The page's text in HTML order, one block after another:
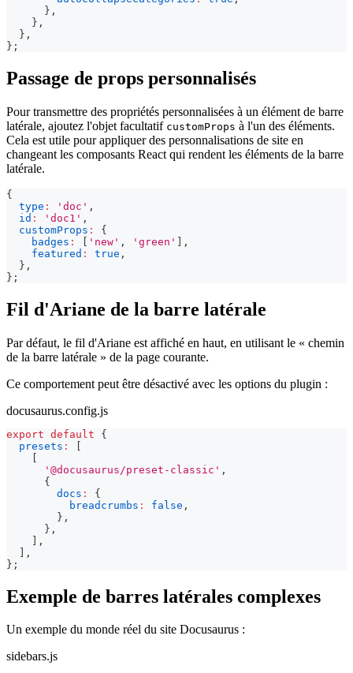
} ,
} ,
} ,
} ;
Passage de props personnalisés
Pour transmettre des propriétés personnalisées à un élément de barre
latérale, ajoutez l'objet facultatif customProps à l'un des éléments.
Cela est utile pour appliquer des personnalisations de site en
changeant les composants React qui rendent les éléments de la barre
latérale.
{
type : 'doc' ,
id : 'doc1' ,
customProps :
{
badges : 'new' , 'green'
,
featured : true ,
} ,
} ;
Fil d'Ariane de la barre latérale
Par défaut, le fil d'Ariane est affiché en haut, en utilisant le « chemin
de la barre latérale » de la page courante.
Ce comportement peut être désactivé avec les options du plugin :
docusaurus.config.js
export default
{
presets :
[
[
'@docusaurus/preset-classic' ,
{
docs :
{
breadcrumbs : false ,
} ,
} ,
] ,
] ,
} ;
Exemple de barres latérales complexes
Un exemple du monde réel du site Docusaurus :
sidebars.js